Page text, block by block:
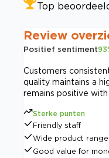
Top
Review
Positief sentiment93
Customers
quality maintains a
remains positive
Sterke punten
Friendly staff
Wide product range
Good value for